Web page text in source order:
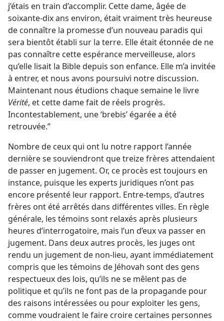
j’étais en train d’accomplir. Cette dame, âgée de
soixante-dix ans environ, était vraiment très heureuse
de connaître la promesse d’un nouveau paradis qui
sera bientôt établi sur la terre. Elle était étonnée de ne
pas connaître cette espérance merveilleuse, alors
qu’elle lisait la Bible depuis son enfance. Elle m’a invitée
à entrer, et nous avons poursuivi notre discussion.
Maintenant nous étudions chaque semaine le livre
Vérité, et cette dame fait de réels progrès.
Incontestablement, une ‘brebis’ égarée a été
retrouvée.”
Nombre de ceux qui ont lu notre rapport l’année
dernière se souviendront que treize frères attendaient
de passer en jugement. Or, ce procès est toujours en
instance, puisque les experts juridiques n’ont pas
encore présenté leur rapport. Entre-temps, d’autres
frères ont été arrêtés dans différentes villes. En règle
générale, les témoins sont relaxés après plusieurs
heures d’interrogatoire, mais l’un d’eux va passer en
jugement. Dans deux autres procès, les juges ont
rendu un jugement de non-lieu, ayant immédiatement
compris que les témoins de Jéhovah sont des gens
respectueux des lois, qu’ils ne se mêlent pas de
politique et qu’ils ne font pas de la propagande pour
des raisons intéressées ou pour exploiter les gens,
comme voudraient le faire croire certaines personnes